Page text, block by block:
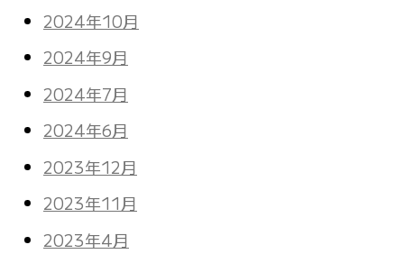
2024年10月
2024年9月
2024年7月
2024年6月
2023年12月
2023年11月
2023年4月